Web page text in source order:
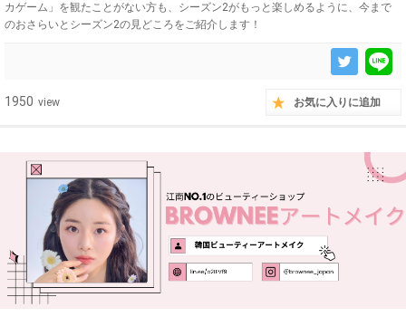
カゲーム」を観たことがない方も、シーズン2がもっと楽しめるように、今まで
のおさらいとシーズン2の見どころをご紹介します！
1950 view お気に入りに追加